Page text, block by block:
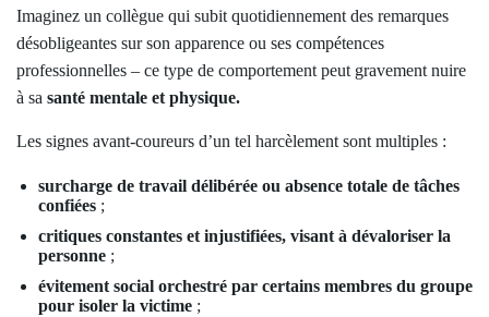
Imaginez un collègue qui subit quotidiennement des remarques
désobligeantes sur son apparence ou ses compétences
professionnelles – ce type de comportement peut gravement nuire
à sa santé mentale et physique.
Les signes avant-coureurs d’un tel harcèlement sont multiples :
surcharge de travail délibérée ou absence totale de tâches
confiées ;
critiques constantes et injustifiées, visant à dévaloriser la
personne ;
évitement social orchestré par certains membres du groupe
pour isoler la victime ;